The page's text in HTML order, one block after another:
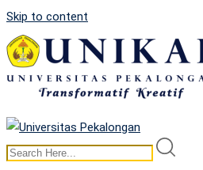
Skip to content